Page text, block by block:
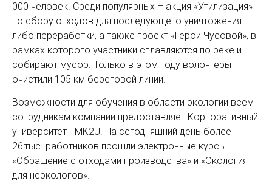
000 человек. Среди популярных – акция «Утилизация»
по сбору отходов для последующего уничтожения
либо переработки, а также проект «Герои Чусовой», в
рамках которого участники сплавляются по реке и
собирают мусор. Только в этом году волонтеры
очистили 105 км береговой линии.
Возможности для обучения в области экологии всем
сотрудникам компании предоставляет Корпоративный
университет TMK2U. На сегодняшний день более
26 тыс. работников прошли электронные курсы
«Обращение с отходами производства» и «Экология
для неэкологов».